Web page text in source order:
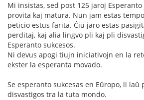
Mi insistas, sed post 125 jaroj
provita kaj matura. Nun jam estas
peticio estus farita. Ĉiu jaro estas
perditaj, kaj alia lingvo pli kaj pli
Esperanto sukcesos.
Ni devus apogi tiujn iniciativojn en la
ekster la esperanta movado.
Se esperanto sukcesas en Eŭropo, li laŭ
disvastigos tra la tuta mondo.